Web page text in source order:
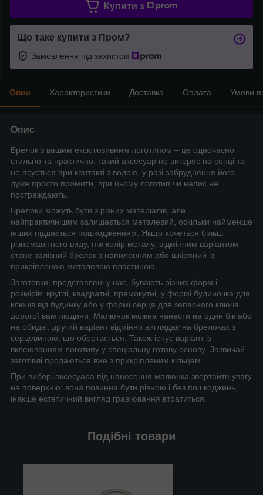
Купити з
Що таке купити з Пром?
Замовлення під захистом
Опис Характеристики Доставка Оплата Умови
Опис
Брелок з вашим ексклюзивним логотипом – це одночасно
стильно та практично: такий аксесуар не вигоряє на сонці та
не псується при контакті з водою, у разі забруднення його
дуже просто промити, при цьому логотип чи напис не
постраждають.
Брелоки можуть бути з різних матеріалів, але
найпрактичнішим залишається металевий, оскільки найменше
інших піддається пошкодженням. Якщо хочеться більш
різноманітного виду, ніж колір металу, відмінним варіантом
стане залізний брелок з напиленням або шкіряний із
прикріпленою металевою пластиною.
Заготовки, представлені у нас, бувають різних форм і
розмірів: круглі, квадратні, прямокутні, у формі будиночка для
ключів від будинку або у формі серця для запасного ключа
дорогої вам людини. Малюнок можна нанести на один бік або
на обидві, другий варіант відмінно виглядає на брелоках з
серцевиною, що обертається. Також існує варіант із
вклеюванням логотипу у спеціальну готову основу. Зазвичай
заготівлі продаються вже з прикріпленим кільцем.
При виборі аксесуара під нанесення малюнка звертайте увагу
на поверхню: вона повинна бути рівною і без пошкоджень,
інакше естетичний вигляд гравіювання втратиться.
Подібні товари